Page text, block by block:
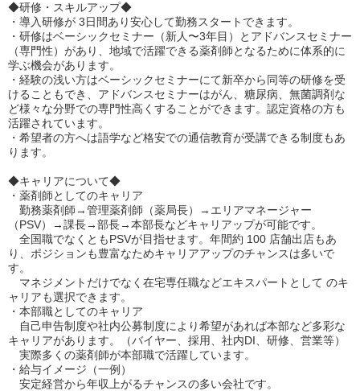
◆研修・スキルアップ◆
・導入研修が 3日間あり安心して勤務スタートできます。
・研修はベーシックセミナー（新人〜3年目）とアドバンスセミナー
（専門性）があり、地域で活躍できる薬剤師となるために体系的に
学ぶ機会があります。
・経験の浅い方はベーシックセミナーにて新卒から同等の研修を受
けることもでき、アドバンスセミナーはがん、糖尿病、無菌調剤な
ど様々な分野での専門性高くすることができます。認定資格の方も
活躍されています。
・希望者の方へは語学など格安での通信教育が受講できる制度もあ
ります。
◆キャリアについて◆
・薬剤師としてのキャリア
勤務薬剤師→管理薬剤師（薬局⻑）→エリアマネージャー
（PSV）→課⻑→部⻑→本部⻑などキャリアップが可能です。
全国職でなくともPSVが目指せます。年間約 100 店舗出店もあ
り、ポジションも豊富なためキャリアアップのチャンスは多いで
す。
マネジメントだけでなく在宅専任職などエキスパートとして のキ
ャリアも選択できます。
・本部職としてのキャリア
自⼰申告制度や社内公募制度により希望があれば本部など多彩な
キャリアがあります。（バイヤー、採用、社内DI、研修、営業等）
実際多くの薬剤師が本部職で活躍しています。
・給与イメージ（一例）
安定経営から年収上がるチャンスの多い会社です。